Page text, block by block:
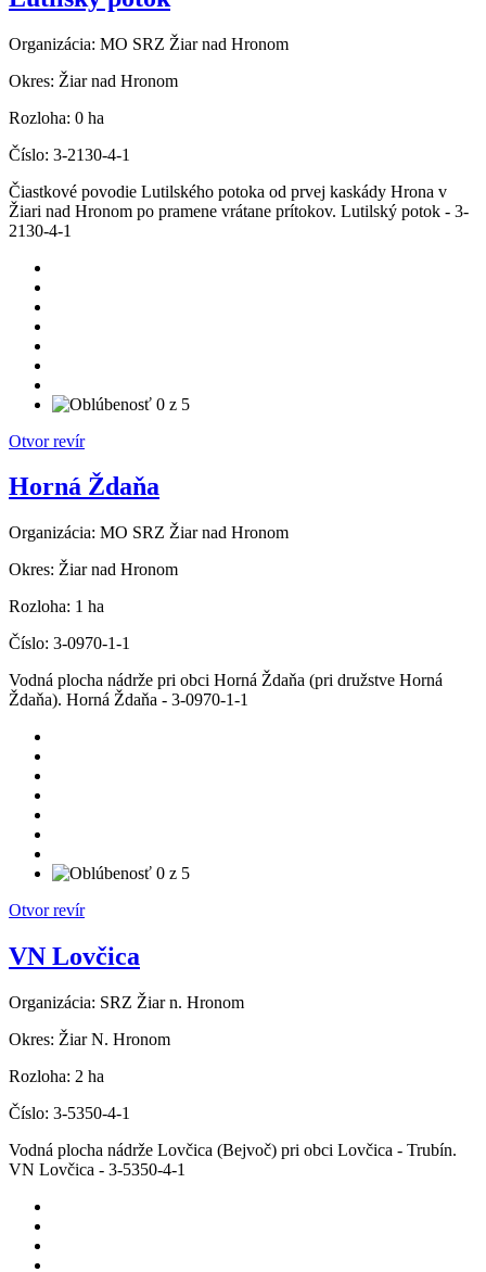
Organizácia: MO SRZ Žiar nad Hronom
Okres: Žiar nad Hronom
Rozloha: 0 ha
Číslo: 3-2130-4-1
Čiastkové povodie Lutilského potoka od prvej kaskády Hrona v
Žiari nad Hronom po pramene vrátane prítokov. Lutilský potok - 3-
2130-4-1
Otvor revír
Horná Ždaňa
Organizácia: MO SRZ Žiar nad Hronom
Okres: Žiar nad Hronom
Rozloha: 1 ha
Číslo: 3-0970-1-1
Vodná plocha nádrže pri obci Horná Ždaňa (pri družstve Horná
Ždaňa). Horná Ždaňa - 3-0970-1-1
Otvor revír
VN Lovčica
Organizácia: SRZ Žiar n. Hronom
Okres: Žiar N. Hronom
Rozloha: 2 ha
Číslo: 3-5350-4-1
Vodná plocha nádrže Lovčica (Bejvoč) pri obci Lovčica - Trubín.
VN Lovčica - 3-5350-4-1